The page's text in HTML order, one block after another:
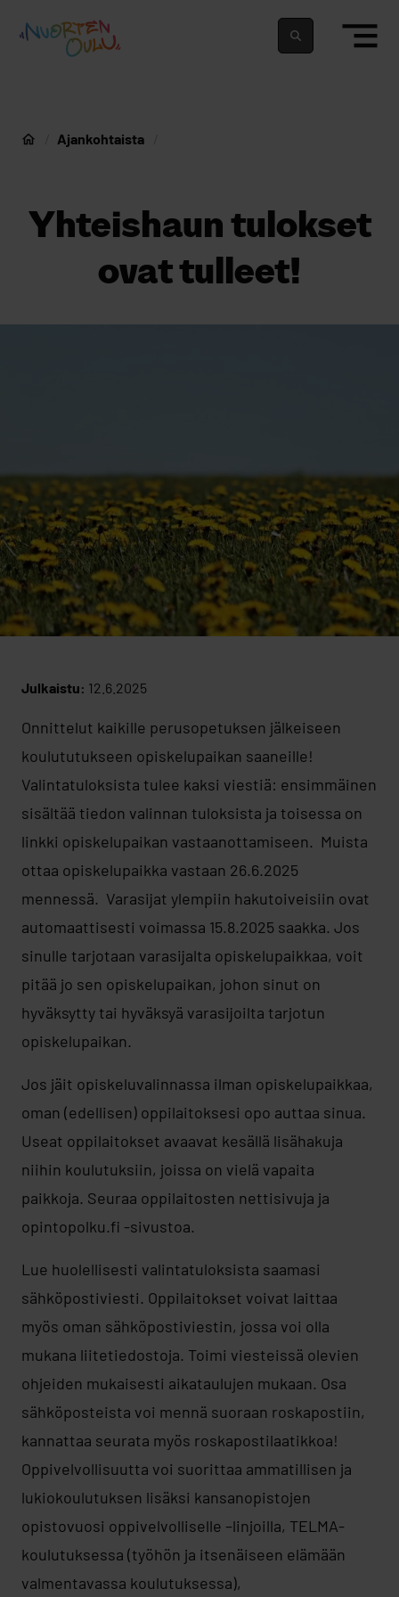
Nuortenoulu.fi etusivu
Nuorten Oulu
Ajankohtaista
Yhteishaun tulokset
ovat tulleet!
Julkaistu: 12.6.2025
Onnittelut kaikille perusopetuksen jälkeiseen
koulututukseen opiskelupaikan saaneille!
Valintatuloksista tulee kaksi viestiä: ensimmäinen
sisältää tiedon valinnan tuloksista ja toisessa on
linkki opiskelupaikan vastaanottamiseen. Muista
ottaa opiskelupaikka vastaan 26.6.2025
mennessä. Varasijat ylempiin hakutoiveisiin ovat
automaattisesti voimassa 15.8.2025 saakka. Jos
sinulle tarjotaan varasijalta opiskelupaikkaa, voit
pitää jo sen opiskelupaikan, johon sinut on
hyväksytty tai hyväksyä varasijoilta tarjotun
opiskelupaikan.
Jos jäit opiskeluvalinnassa ilman opiskelupaikkaa,
oman (edellisen) oppilaitoksesi opo auttaa sinua.
Useat oppilaitokset avaavat kesällä lisähakuja
niihin koulutuksiin, joissa on vielä vapaita
paikkoja. Seuraa oppilaitosten nettisivuja ja
opintopolku.fi -sivustoa.
Lue huolellisesti valintatuloksista saamasi
sähköpostiviesti. Oppilaitokset voivat laittaa
myös oman sähköpostiviestin, jossa voi olla
mukana liitetiedostoja. Toimi viesteissä olevien
ohjeiden mukaisesti aikataulujen mukaan. Osa
sähköposteista voi mennä suoraan roskapostiin,
kannattaa seurata myös roskapostilaatikkoa!
Oppivelvollisuutta voi suorittaa ammatillisen ja
lukiokoulutuksen lisäksi kansanopistojen
opistovuosi oppivelvolliselle –linjoilla, TELMA-
koulutuksessa (työhön ja itsenäiseen elämään
valmentavassa koulutuksessa),